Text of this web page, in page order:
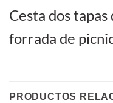
Cesta dos
forrada de
PRODUCTOS